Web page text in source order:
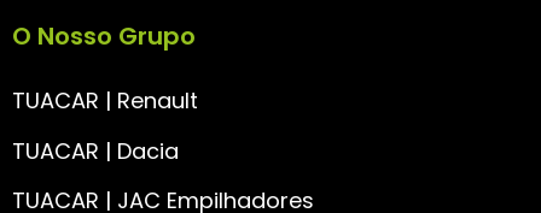
O Nosso Grupo
TUACAR | Renault
TUACAR | Dacia
TUACAR | JAC Empilhadores